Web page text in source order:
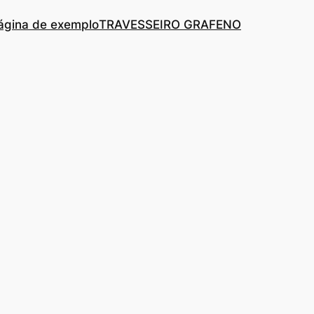
de exemploTRAVESSEIRO GRAFENO